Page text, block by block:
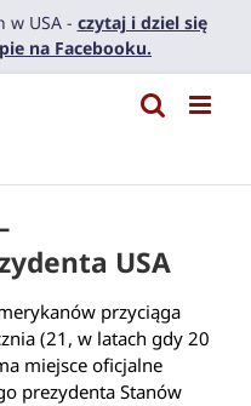
w USA - czytaj i dziel się
na Facebooku.
USA
przyciąga
(21, w latach gdy 20
miejsce oficjalne
prezydenta Stanów